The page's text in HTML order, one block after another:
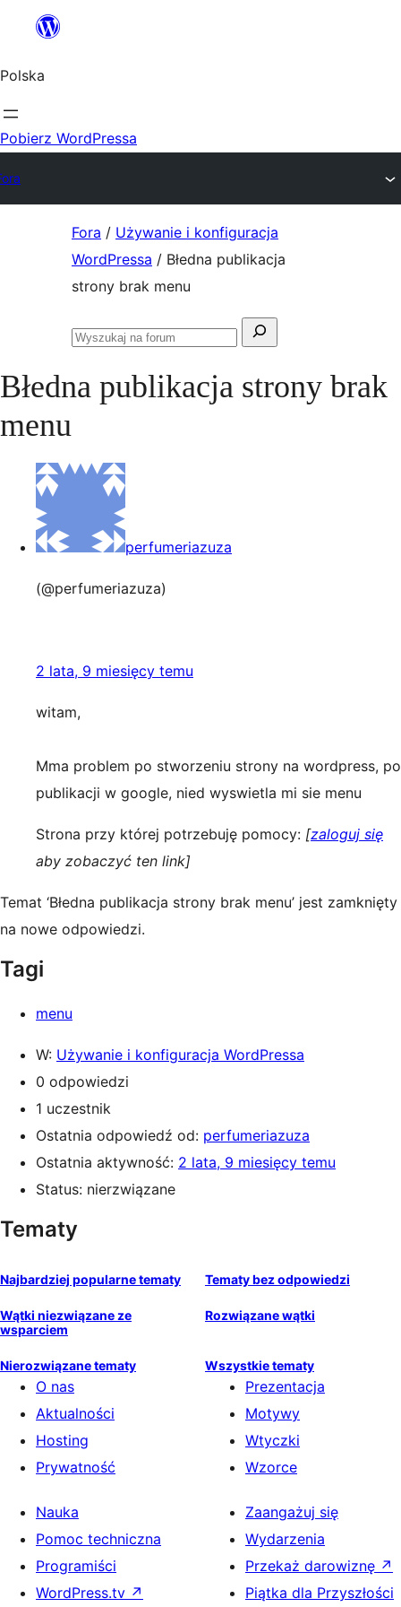
Przejdź
treści
Polska
Pobierz WordPressa
Fora / Używanie i konfiguracja
WordPressa / Błedna publikacja
strony brak menu
Szukaj:
Przeszukaj
Błedna publikacja strony brak
menu
perfumeriazuza
(@perfumeriazuza)
2 lata, 9 miesięcy temu
witam,
Mma problem po stworzeniu strony na wordpress, po
publikacji w google, nied wyswietla mi sie menu
Strona przy której potrzebuję pomocy: [zaloguj się
aby zobaczyć ten link]
Temat ‘Błedna publikacja strony brak menu’ jest zamknięty
na nowe odpowiedzi.
Tagi
menu
W: Używanie i konfiguracja WordPressa
0 odpowiedzi
1 uczestnik
Ostatnia odpowiedź od: perfumeriazuza
Ostatnia aktywność: 2 lata, 9 miesięcy temu
Status: nierzwiązane
Tematy
Najbardziej popularne tematy Tematy bez odpowiedzi
Wątki niezwiązane ze
wsparciem
Rozwiązane wątki
Nierozwiązane tematy Wszystkie tematy
O nas
Aktualności
Hosting
Prywatność
Prezentacja
Motywy
Wtyczki
Wzorce
Nauka
Pomoc techniczna
Programiści
WordPress.tv ↗
Zaangażuj się
Wydarzenia
Przekaż darowiznę ↗
Piątka dla Przyszłości